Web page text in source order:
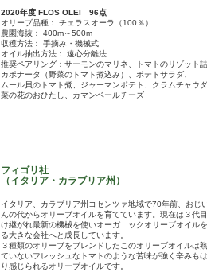
2020年度 FLOS OLEI 96点
オリーブ品種： チェラスオーラ（100％）
農園海抜： 400m～500m
収穫方法： 手摘み・機械式
オイル抽出方法： 遠心分離法
推奨ペアリング：サーモンのマリネ、トマトのリゾット
カポナータ（野菜のトマト煮込み）、ポテトサラダ、
ムール貝のトマト煮、ジャーマンポテト、クラムチャウ
菜の花のおひたし、カマンベールチーズ
フィゴリ社
（イタリア・カラブリア州）
イタリア、カラブリア州コセンツァ地域で70年前、おじ
んの代からオリーブオイルを育てています。現在は３代
け継がれ最新の機械を使いオーガニックオリーブオイル
る大きな会社へと成長しています。
３種類のオリーブをブレンドしたこのオリーブオイルは
ていないフレッシュなトマトのような苦味が強く辛みも
り感じられるオリーブオイルです。